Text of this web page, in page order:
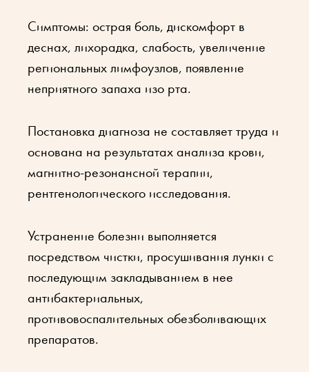
Симптомы: острая боль, дискомфорт в
деснах, лихорадка, слабость, увеличение
региональных лимфоузлов, появление
неприятного запаха изо рта.
Постановка диагноза не составляет труда и
основана на результатах анализа крови,
магнитно-резонансной терапии,
рентгенологического исследования.
Устранение болезни выполняется
посредством чистки, просушивания лунки с
последующим закладыванием в нее
антибактериальных,
противовоспалительных обезболивающих
препаратов.